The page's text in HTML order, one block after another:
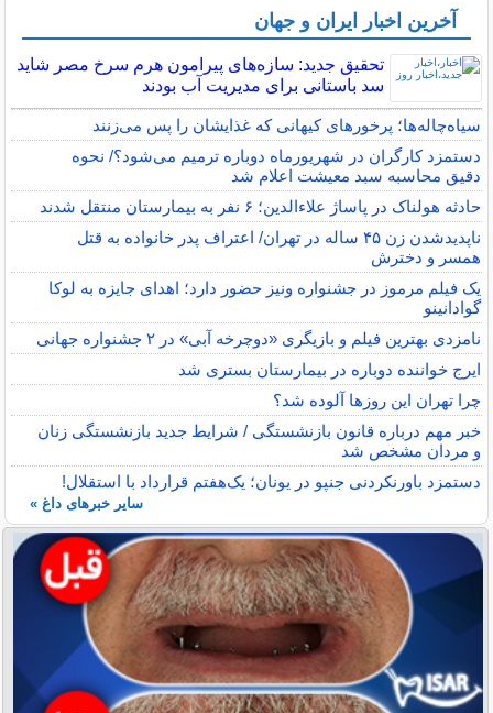
آخرین اخبار ایران و جهان
تحقیق جدید: سازه‌های پیرامون هرم سرخ مصر شاید
سد باستانی برای مدیریت آب بودند
سیاه‌چاله‌ها؛ پرخورهای کیهانی که غذایشان را پس می‌زنند
دستمزد کارگران در شهریورماه دوباره ترمیم می‌شود؟/ نحوه
دقیق محاسبه سبد معیشت اعلام شد
حادثه هولناک در پاساژ علاءالدین؛ ۶ نفر به بیمارستان منتقل شدند
ناپدیدشدن زن ۴۵ ساله در تهران/ اعتراف پدر خانواده به قتل
همسر و دخترش
یک فیلم مرموز در جشنواره ونیز حضور دارد؛ اهدای جایزه به لوکا
گوادانینو
نامزدی بهترین فیلم و بازیگری «دوچرخه آبی» در ۲ جشنواره جهانی
ایرج خواننده دوباره در بیمارستان بستری شد
چرا تهران این روزها آلوده شد؟
خبر مهم درباره قانون بازنشستگی / شرایط جدید بازنشستگی زنان
و مردان مشخص شد
دستمزد باورنکردنی جنپو در یونان؛ یک‌هفتم قرارداد با استقلال!
سایر خبرهای داغ »